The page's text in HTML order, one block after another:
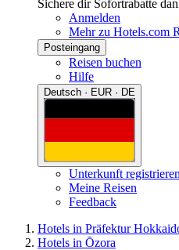
Sichere dir Sofortrabatte
Anmelden
Mehr zu Hotels.com
Posteingang
Reisen buchen
Hilfe
Deutsch · EUR · DE
Unterkunft registrieren
Meine Reisen
Feedback
Hotels in Präfektur
Hotels in Ōzora